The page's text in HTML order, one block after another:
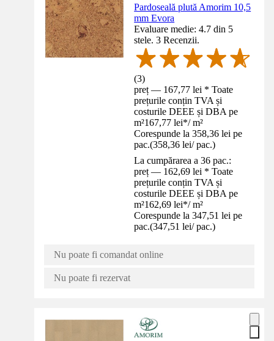
Pardoseală plută Amorim 10,5
mm Evora
Evaluare medie: 4.7 din 5
stele. 3 Recenzii.
(3)
preț — 167,77 lei * Toate
prețurile conțin TVA și
costurile DEEE și DBA pe
m²167,77 lei*/ m²
Corespunde la 358,36 lei pe
pac.(358,36 lei/ pac.)
La cumpărarea a 36 pac.:
preț — 162,69 lei * Toate
prețurile conțin TVA și
costurile DEEE și DBA pe
m²162,69 lei*/ m²
Corespunde la 347,51 lei pe
pac.(347,51 lei/ pac.)
Nu poate fi comandat online
Nu poate fi rezervat